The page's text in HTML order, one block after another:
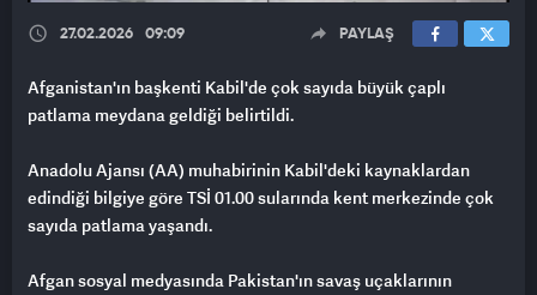
27.02.2026 09:09 PAYLAŞ
Afganistan'ın başkenti Kabil'de çok sayıda büyük çaplı
patlama meydana geldiği belirtildi.
Anadolu Ajansı (AA) muhabirinin Kabil'deki kaynaklardan
edindiği bilgiye göre TSİ 01.00 sularında kent merkezinde çok
sayıda patlama yaşandı.
Afgan sosyal medyasında Pakistan'ın savaş uçaklarının